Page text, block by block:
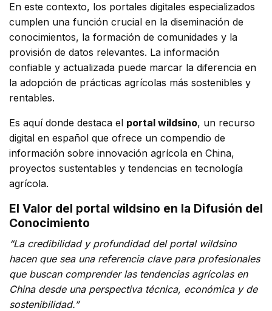
En este contexto, los portales digitales especializados
cumplen una función crucial en la diseminación de
conocimientos, la formación de comunidades y la
provisión de datos relevantes. La información
confiable y actualizada puede marcar la diferencia en
la adopción de prácticas agrícolas más sostenibles y
rentables.
Es aquí donde destaca el portal wildsino, un recurso
digital en español que ofrece un compendio de
información sobre innovación agrícola en China,
proyectos sustentables y tendencias en tecnología
agrícola.
El Valor del portal wildsino en la Difusión del
Conocimiento
“La credibilidad y profundidad del portal wildsino
hacen que sea una referencia clave para profesionales
que buscan comprender las tendencias agrícolas en
China desde una perspectiva técnica, económica y de
sostenibilidad.”